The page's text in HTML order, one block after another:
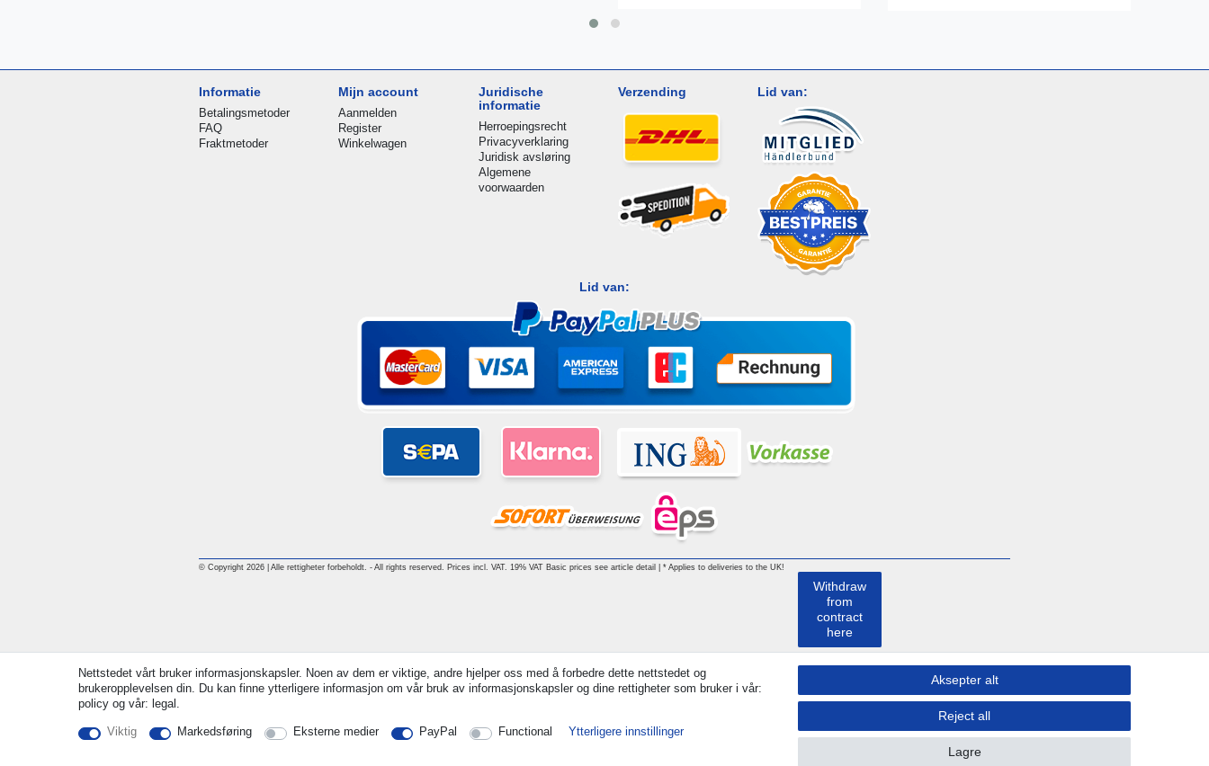
Informatie
Betalingsmetoder
FAQ
Fraktmetoder
Mijn account
Aanmelden
Register
Winkelwagen
Juridische
informatie
Herroepingsrecht
Privacyverklaring
Juridisk avsløring
Algemene
voorwaarden
Verzending Lid van:
Lid van:
© Copyright 2026 | Alle rettigheter forbeholdt. - All rights reserved. Prices incl. VAT. 19% VAT Basic prices see article detail | * Applies to deliveries to the UK!
Nettstedet vårt bruker informasjonskapsler. Noen av dem er viktige, andre hjelper oss med å forbedre dette nettstedet og
brukeropplevelsen din. Du kan finne ytterligere informasjon om vår bruk av informasjonskapsler og dine rettigheter som bruker i vår:
policy og vår: legal.
Viktig Markedsføring Eksterne medier PayPal Functional Ytterligere innstillinger
Aksepter alt
Reject all
Lagre
Withdraw
from
contract
here